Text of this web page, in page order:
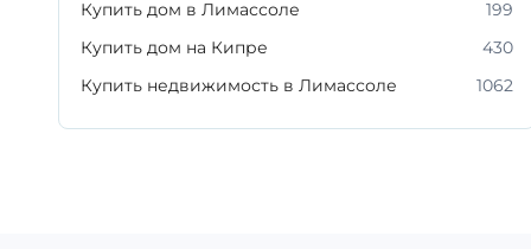
Купить дом в Лимассоле
199
Купить дом на Кипре
430
Купить недвижимость в Лимассоле
1062